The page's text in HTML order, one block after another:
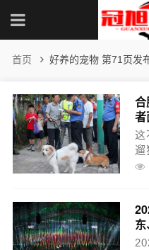
首页 好养的宠物 第71页发
者
这
遛
了
娃
心